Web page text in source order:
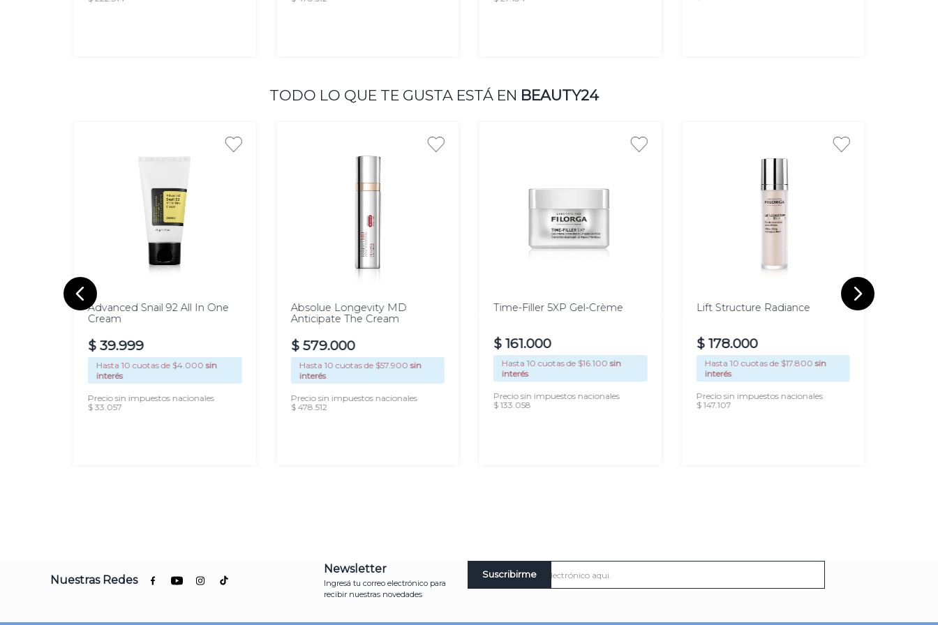
TODO LO QUE TE GUSTA ESTÁ EN BEAUTY24
Advanced Snail 92 All In One
Cream
$ 39.999
Hasta 10 cuotas de $4.000 sin
interés
Precio sin impuestos nacionales
$ 33.057
Absolue Longevity MD
Anticipate The Cream
$ 579.000
Hasta 10 cuotas de $57.900 sin
interés
Precio sin impuestos nacionales
$ 478.512
Time-Filler 5XP Gel-Crème
$ 161.000
Hasta 10 cuotas de $16.100 sin
interés
Precio sin impuestos nacionales
$ 133.058
Lift Structure Radiance
$ 178.000
Hasta 10 cuotas de $17.800 sin
interés
Precio sin impuestos nacionales
$ 147.107
Nuestras Redes
Newsletter
Ingresá tu correo electrónico para
recibir nuestras novedades
Suscribirme